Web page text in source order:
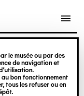
le musée ou par des
de navigation et
au bon fonctionnement
tous les refuser ou en